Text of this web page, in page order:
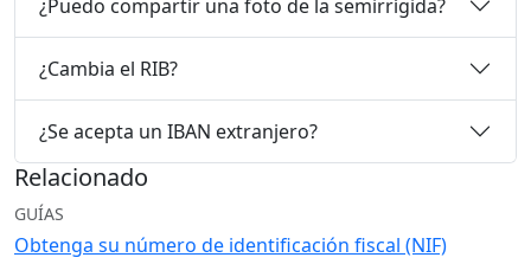
¿Puedo compartir una foto de la semirrígida?
¿Cambia el RIB?
¿Se acepta un IBAN extranjero?
Relacionado
GUÍAS
Obtenga su número de identificación fiscal (NIF)